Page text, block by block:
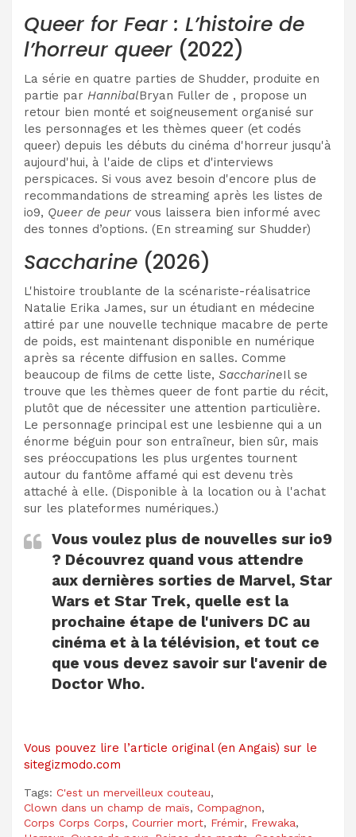
Queer for Fear : L’histoire de
l’horreur queer (2022)
La série en quatre parties de Shudder, produite en
partie par HannibalBryan Fuller de , propose un
retour bien monté et soigneusement organisé sur
les personnages et les thèmes queer (et codés
queer) depuis les débuts du cinéma d'horreur jusqu'à
aujourd'hui, à l'aide de clips et d'interviews
perspicaces. Si vous avez besoin d'encore plus de
recommandations de streaming après les listes de
io9, Queer de peur vous laissera bien informé avec
des tonnes d’options. (En streaming sur Shudder)
Saccharine (2026)
L'histoire troublante de la scénariste-réalisatrice
Natalie Erika James, sur un étudiant en médecine
attiré par une nouvelle technique macabre de perte
de poids, est maintenant disponible en numérique
après sa récente diffusion en salles. Comme
beaucoup de films de cette liste, SaccharineIl se
trouve que les thèmes queer de font partie du récit,
plutôt que de nécessiter une attention particulière.
Le personnage principal est une lesbienne qui a un
énorme béguin pour son entraîneur, bien sûr, mais
ses préoccupations les plus urgentes tournent
autour du fantôme affamé qui est devenu très
attaché à elle. (Disponible à la location ou à l'achat
sur les plateformes numériques.)
Vous voulez plus de nouvelles sur io9
? Découvrez quand vous attendre
aux dernières sorties de Marvel, Star
Wars et Star Trek, quelle est la
prochaine étape de l'univers DC au
cinéma et à la télévision, et tout ce
que vous devez savoir sur l'avenir de
Doctor Who.
Vous pouvez lire l’article original (en Angais) sur le
sitegizmodo.com
Tags: C'est un merveilleux couteau,
Clown dans un champ de maïs, Compagnon,
Corps Corps Corps, Courrier mort, Frémir, Frewaka,